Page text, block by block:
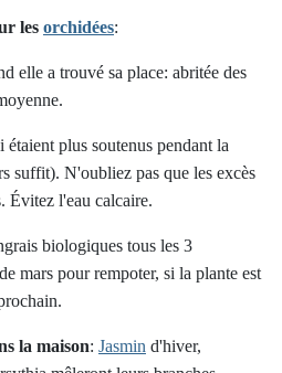
les orchidées:
elle a trouvé sa place: abritée des
étaient plus soutenus pendant la
suffit). N'oubliez pas que les excès
Évitez l'eau calcaire.
biologiques tous les 3
mars pour rempoter, si la plante est
la maison: Jasmin d'hiver,